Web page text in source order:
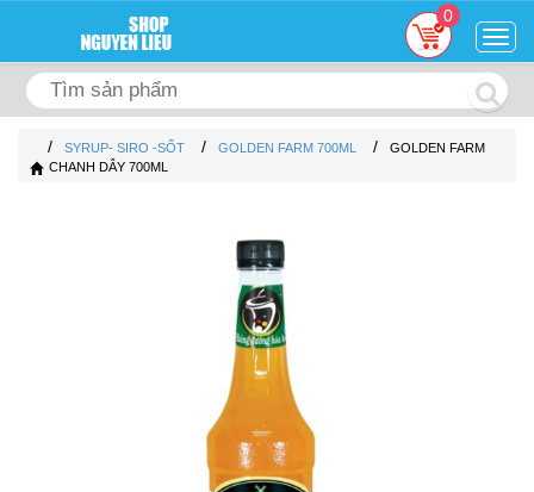
0
/ SYRUP- SIRO -SỐT / GOLDEN FARM 700ML /
GOLDEN FARM
CHANH DÂY 700ML